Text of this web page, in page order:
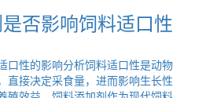
否影响饲料适口性
口性的影响分析饲料适口性是动物
直接决定采食量，进而影响生长性